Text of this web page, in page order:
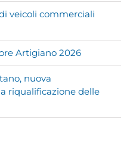
veicoli commerciali
Artigiano 2026
nuova
riqualificazione delle